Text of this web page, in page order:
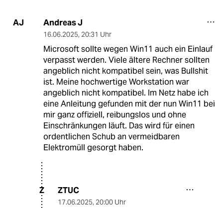
AJ Andreas J
16.06.2025, 20:31 Uhr
Microsoft sollte wegen Win11 auch ein Einlauf
verpasst werden. Viele ältere Rechner sollten
angeblich nicht kompatibel sein, was Bullshit
ist. Meine hochwertige Workstation war
angeblich nicht kompatibel. Im Netz habe ich
eine Anleitung gefunden mit der nun Win11 bei
mir ganz offiziell, reibungslos und ohne
Einschränkungen läuft. Das wird für einen
ordentlichen Schub an vermeidbaren
Elektromüll gesorgt haben.
Z ZTUC
17.06.2025, 20:00 Uhr